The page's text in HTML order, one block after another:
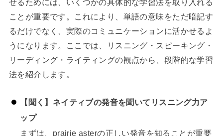
せるためには、いくつかの具体的な学習法を取り入れる
ことが重要です。これにより、単語の意味をただ暗記す
るだけでなく、実際のコミュニケーションに活かせるよ
うになります。ここでは、リスニング・スピーキング・
リーディング・ライティングの観点から、段階的な学習
法を紹介します。
【聞く】ネイティブの発音を聞いてリスニング力ア
ップ
まずは、prairie asterの正しい発音を知ることが重要